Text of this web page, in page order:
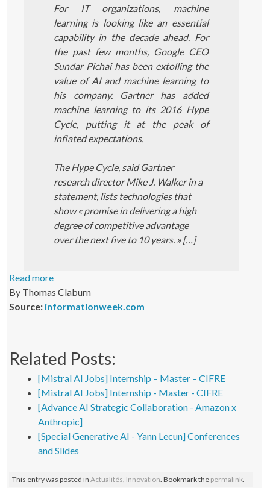
For IT organizations, machine
learning is looking like an essential
capability in the decade ahead. For
the past few months, Google CEO
Sundar Pichai has been extolling the
value of AI and machine learning to
his company. Gartner has added
machine learning to its 2016 Hype
Cycle, putting it at the peak of
inflated expectations.
The Hype Cycle, said Gartner
research director Mike J. Walker in a
statement, lists technologies that
show « promise in delivering a high
degree of competitive advantage
over the next five to 10 years. » […]
Read more
By Thomas Claburn
Source: informationweek.com
Related Posts:
[Mistral AI Jobs] Internship – Master – CIFRE
[Mistral AI Jobs] Internship - Master - CIFRE
[Advance AI Strategic Collaboration - Amazon x
Anthropic]
[Special Generative AI - Yann Lecun] Conferences
and Slides
This entry was posted inActualités, Innovation. Bookmark the permalink.